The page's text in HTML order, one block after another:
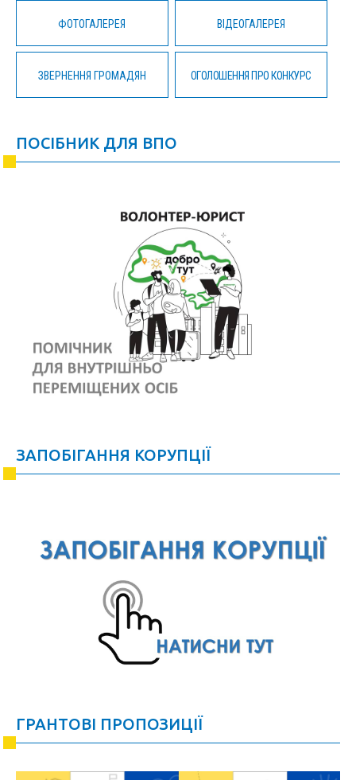
ФОТОГАЛЕРЕЯ ВІДЕОГАЛЕРЕЯ
ЗВЕРНЕННЯ ГРОМАДЯН ОГОЛОШЕННЯ ПРО КОНКУРС
ПОСІБНИК ДЛЯ ВПО
ЗАПОБІГАННЯ КОРУПЦІЇ
ГРАНТОВІ ПРОПОЗИЦІЇ